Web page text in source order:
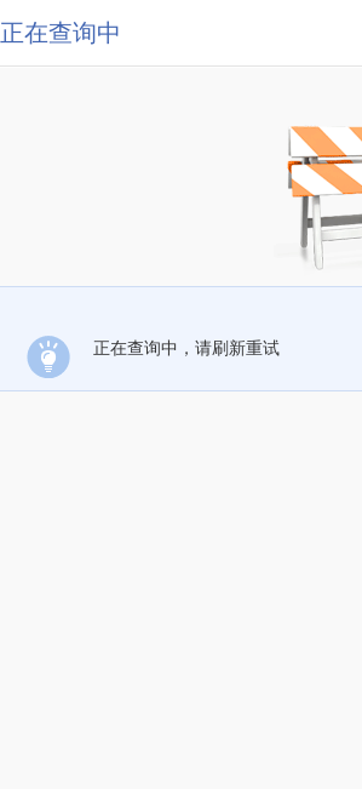
正在查询中
正在查询中，请刷新重试